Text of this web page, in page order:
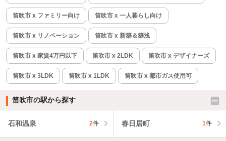
笛吹市 x ファミリー向け 笛吹市 x 一人暮らし向け
笛吹市 x リノベーション 笛吹市 x 新築＆築浅
笛吹市 x 家賃4万円以下 笛吹市 x 2LDK 笛吹市 x デザイナーズ
笛吹市 x 3LDK 笛吹市 x 1LDK 笛吹市 x 都市ガス使用可
笛吹市の駅から探す
石和温泉 2件 春日居町 1件